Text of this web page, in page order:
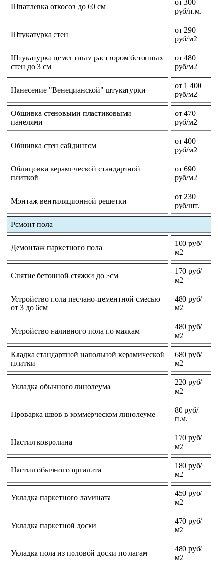
Шпатлевка откосов до 60 см
от 300
руб/п.м.
Штукатурка стен
от 290
руб/м2
Штукатурка цементным раствором бетонных
стен до 3 см
от 480
руб/м2
Нанесение "Венецианской" штукатурки
от 1 400
руб/м2
Обшивка стеновыми пластиковыми
панелями
от 470
руб/м2
Обшивка стен сайдингом
от 400
руб/м2
Облицовка керамической стандартной
плиткой
от 690
руб/м2
Монтаж вентиляционной решетки
от 230
руб/шт.
Ремонт пола
Демонтаж паркетного пола
100 руб/
м2
Снятие бетонной стяжки до 3см
170 руб/
м2
Устройство пола песчано-цементной смесью
от 3 до 6см
480 руб/
м2
Устройство наливного пола по маякам
480 руб/
м2
Кладка стандартной напольной керамической
плитки
680 руб/
м2
Укладка обычного линолеума
220 руб/
м2
Проварка швов в коммерческом линолеуме
80 руб/
п.м.
Настил ковролина
170 руб/
м2
Настил обычного оргалита
180 руб/
м2
Укладка паркетного ламината
450 руб/
м2
Укладка паркетной доски
470 руб/
м2
Укладка пола из половой доски по лагам
480 руб/
м2